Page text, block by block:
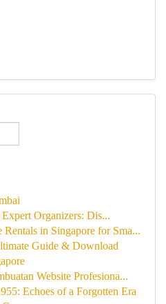
Organizers: Dis...
in Singapore for Sma...
Guide & Download
Website Profesiona...
Echoes of a Forgotten Era